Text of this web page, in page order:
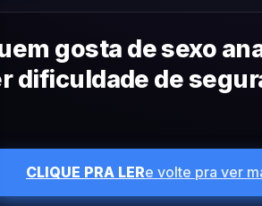
gosta de sexo
dificuldade de
CLIQUE PRA LERe volte pra ver